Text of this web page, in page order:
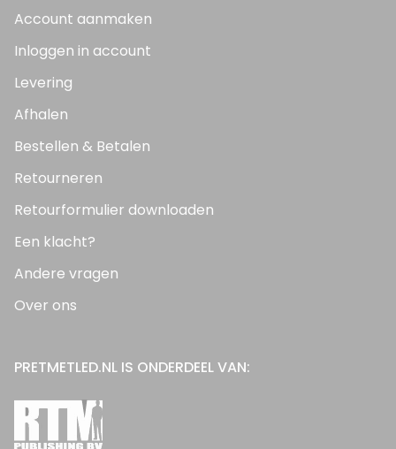
Account aanmaken
Inloggen in account
Levering
Afhalen
Bestellen & Betalen
Retourneren
Retourformulier downloaden
Een klacht?
Andere vragen
Over ons
PRETMETLED.NL IS ONDERDEEL VAN: